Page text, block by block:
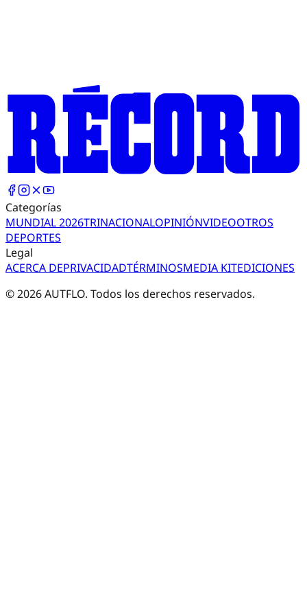
Categorías
MUNDIAL 2026TRINACIONALOPINIÓNVIDEOOTROS
DEPORTES
Legal
ACERCA DEPRIVACIDADTÉRMINOSMEDIA KITEDICIONES
©2026AUTFLO. Todos los derechos reservados.